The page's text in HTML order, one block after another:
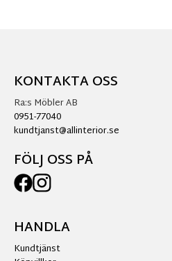
KONTAKTA OSS
Ra:s Möbler AB
0951-77040
kundtjanst@allinterior.se
FÖLJ OSS PÅ
HANDLA
Kundtjänst